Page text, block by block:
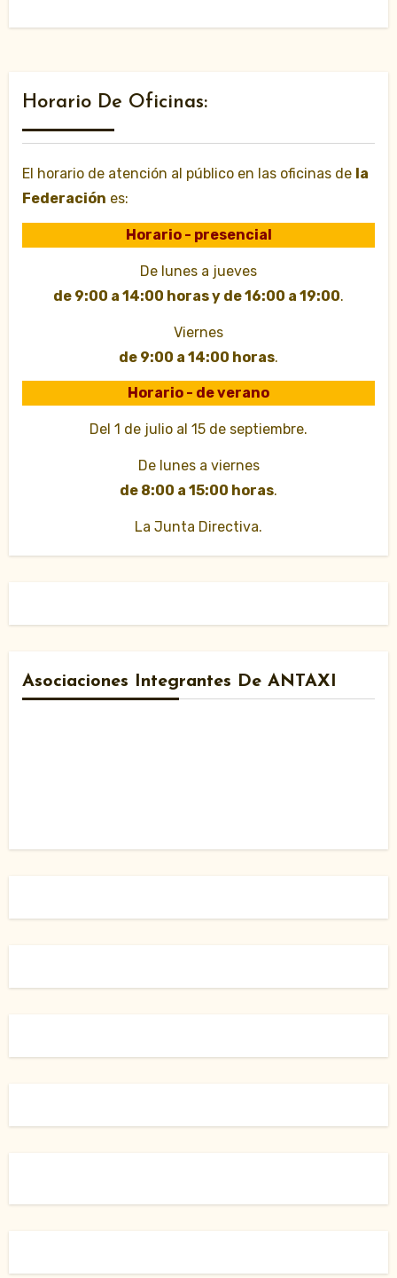
Horario De Oficinas:
El horario de atención al público en las oficinas de la
Federación es:
Horario - presencial
De lunes a jueves
de 9:00 a 14:00 horas y de 16:00 a 19:00.
Viernes
de 9:00 a 14:00 horas.
Horario - de verano
Del 1 de julio al 15 de septiembre.
De lunes a viernes
de 8:00 a 15:00 horas.
La Junta Directiva.
Asociaciones Integrantes De ANTAXI